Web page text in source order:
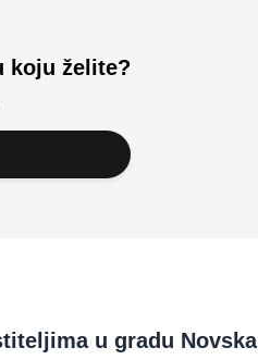
koju želite?
u gradu Novska